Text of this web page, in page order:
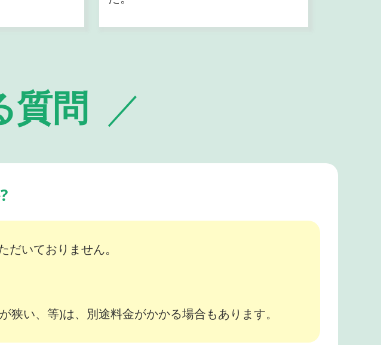
質問
いておりません。
い、等)は、別途料金がかかる場合もあります。